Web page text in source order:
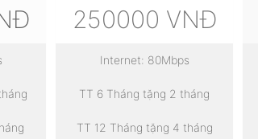
250000 VNĐ
Internet: 80Mbps
TT 6 Tháng tặng 2 tháng
TT 12 Tháng tặng 4 tháng